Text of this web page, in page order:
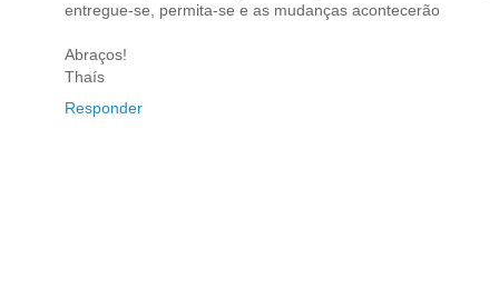
entregue-se, permita-se e as mudanças acontecerão
Abraços!
Thaís
Responder